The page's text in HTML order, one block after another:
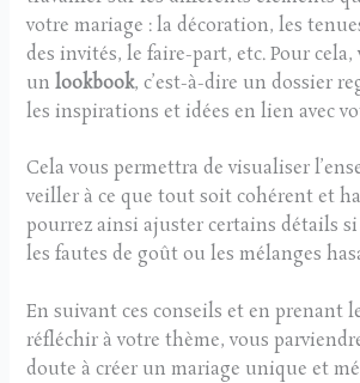
votre mariage : la décoration, les
des invités, le faire-part, etc. Pour cela,
unlookbook, c’est-à-dire un dossier
les inspirations et idées en lien avec
Cela vous permettra de visualiser
veiller à ce que tout soit cohérent et
pourrez ainsi ajuster certains détails
les fautes de goût ou les mélanges
En suivant ces conseils et en prenant
réfléchir à votre thème, vous
doute à créer un mariage unique et